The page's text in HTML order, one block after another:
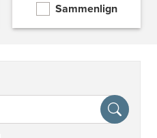
Sammenlign